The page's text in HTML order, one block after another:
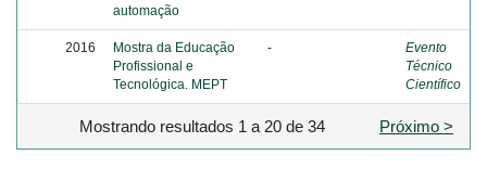
automação
2016
Mostra da Educação
Profissional e
Tecnológica. MEPT
-
Evento
Técnico
Científico
Mostrando resultados 1 a 20 de 34 Próximo >